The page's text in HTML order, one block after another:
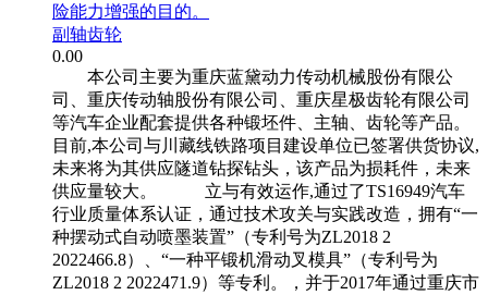
险能力增强的目的。
副轴齿轮
0.00
本公司主要为重庆蓝黛动力传动机械股份有限公
司、重庆传动轴股份有限公司、重庆星极齿轮有限公司
等汽车企业配套提供各种锻坯件、主轴、齿轮等产品。
目前,本公司与川藏线铁路项目建设单位已签署供货协议,
未来将为其供应隧道钻探钻头，该产品为损耗件，未来
供应量较大。 立与有效运作,通过了TS16949汽车
行业质量体系认证，通过技术攻关与实践改造，拥有“一
种摆动式自动喷墨装置”（专利号为ZL2018 2
2022466.8）、“一种平锻机滑动叉模具”（专利号为
ZL2018 2 2022471.9）等专利。，并于2017年通过重庆市